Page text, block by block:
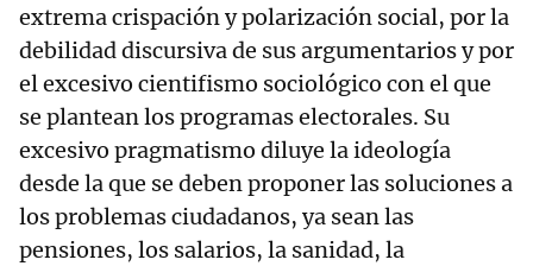
extrema crispación y polarización social, por la
debilidad discursiva de sus argumentarios y por
el excesivo cientifismo sociológico con el que
se plantean los programas electorales. Su
excesivo pragmatismo diluye la ideología
desde la que se deben proponer las soluciones a
los problemas ciudadanos, ya sean las
pensiones, los salarios, la sanidad, la